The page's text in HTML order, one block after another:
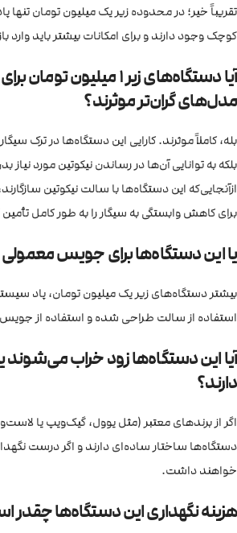
تقریباً خیر؛ در محدوده زیر یک میلیون تومان
کوچک وجود دارند و برای امکانات بیشتر باید وارد
آیا دستگاه‌های زیر ۱ میلیون
مدل‌های گران‌تر موثرند؟
بله، کاملاً موثرند. کارایی این دستگاه‌ها در ترک
بلکه به توانایی آن‌ها در رساندن نیکوتین مورد نیاز
ازآنجایی‌که این دستگاه‌ها با سالت نیکوتین
برای کاهش وابستگی به سیگار را به طور کامل تأمین
یا این دستگاه‌ها برای جویس
بیشتر دستگاه‌های زیر یک میلیون تومان، پاد
استفاده از سالت طراحی شده و استفاده از
آیا این دستگاه‌ها زود خراب می‌شوند
دارند؟
اگر از برندهای معتبر (مثل یوول، گیک‌ویپ یا
دستگاه‌ها ساختار ساده‌ای دارند و اگر درست
خواهند داشت.
هزینه نگهداری این دستگاه‌ها چقدر